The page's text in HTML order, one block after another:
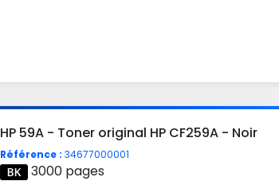
HP 59A - Toner original HP CF259A - Noir
Référence : 34677000001
3000 pages